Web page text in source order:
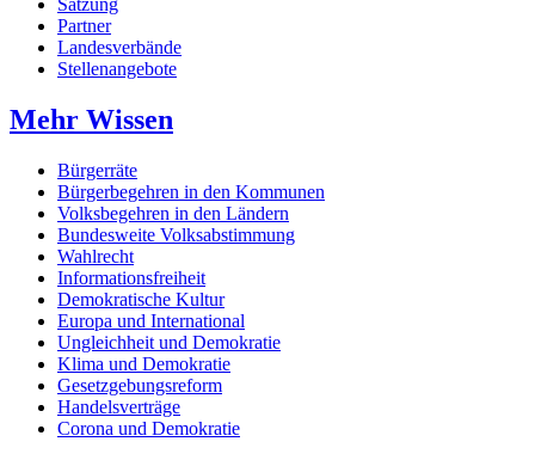
Satzung
Partner
Landesverbände
Stellenangebote
Mehr Wissen
Bürgerräte
Bürgerbegehren in den Kommunen
Volksbegehren in den Ländern
Bundesweite Volksabstimmung
Wahlrecht
Informationsfreiheit
Demokratische Kultur
Europa und International
Ungleichheit und Demokratie
Klima und Demokratie
Gesetzgebungsreform
Handelsverträge
Corona und Demokratie